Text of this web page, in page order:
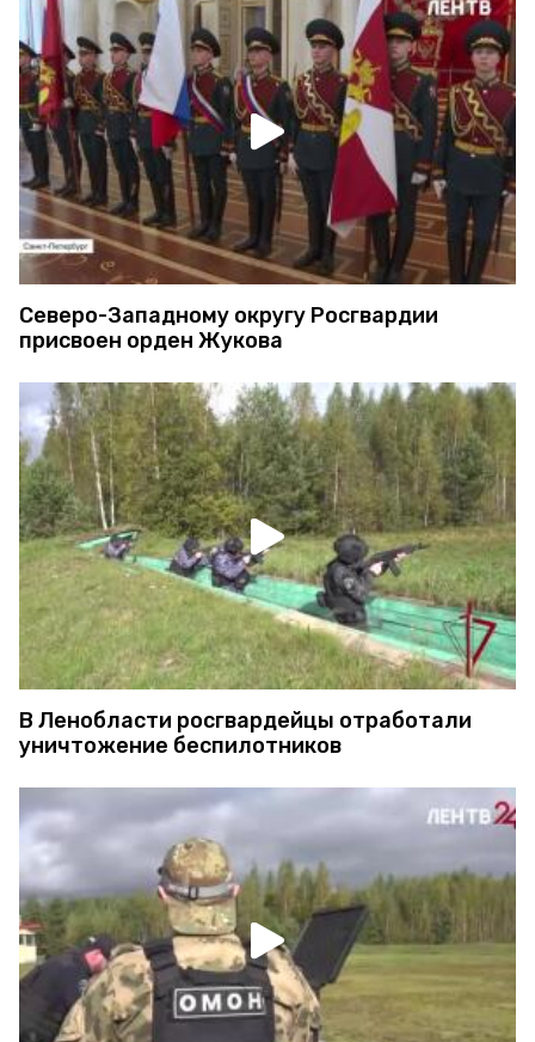
Северо-Западному округу Росгвардии
присвоен орден Жукова
В Ленобласти росгвардейцы отработали
уничтожение беспилотников